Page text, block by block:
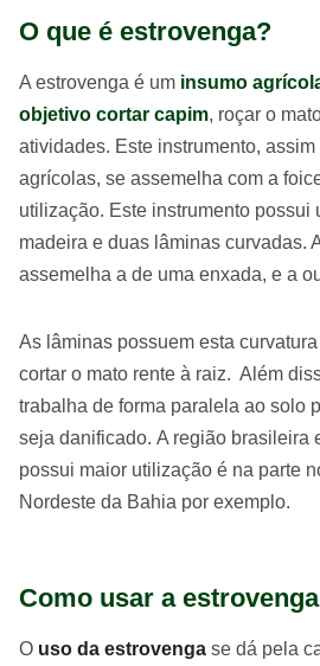
O que é estrovenga?
A estrovenga é um insumo
objetivo cortar capim, roçar o
atividades. Este instrumento,
agrícolas, se assemelha com a
utilização. Este instrumento possui
madeira e duas lâminas curvadas.
assemelha a de uma enxada, e a
As lâminas possuem esta
cortar o mato rente à raiz. Além
trabalha de forma paralela ao solo
seja danificado. A região brasileira
possui maior utilização é na parte
Nordeste da Bahia por exemplo.
Como usar a estrovenga
O uso da estrovenga se dá pela